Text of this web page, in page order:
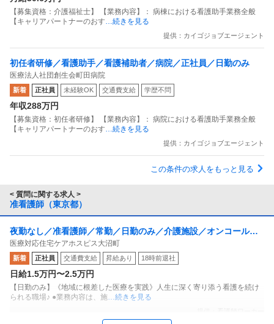
【募集資格：介護福祉士】 【業務内容】： 病棟における看護助手業務全般
【キャリアパートナーのおす…続きを見る
提供：カイゴジョブエージェント
初任者研修／看護助手／看護補助者／病院／正社員／日勤のみ
医療法人社団創生会町田病院
新着 正社員 未経験OK 交通費支給 学歴不問
年収288万円
【募集資格：初任者研修】 【業務内容】： 病院における看護助手業務全般
【キャリアパートナーのおす…続きを見る
提供：カイゴジョブエージェント
この条件の求人をもっと見る
< 質問に関する求人 >
准看護師（東京都）
夜勤なし／准看護師／常勤／日勤のみ／介護施設／オンコールな
し／正社員
医療対応住宅ケアホスピス大沼町
新着 正社員 交通費支給 昇給あり 18時前退社
日給1.5万円〜2.5万円
【日勤のみ】《地域に根差した医療を実践》人生に深く寄り添う看護を続け
られる職場♪ ●業務内容は、施…続きを見る